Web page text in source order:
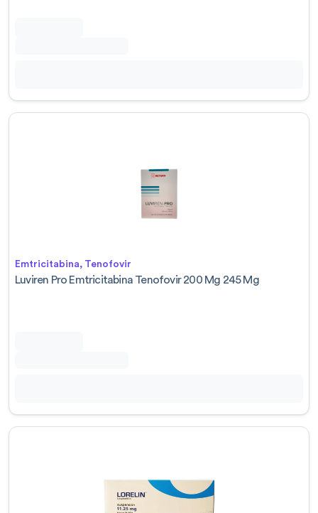
Emtricitabina, Tenofovir
Luviren Pro Emtricitabina Tenofovir 200 Mg 245 Mg